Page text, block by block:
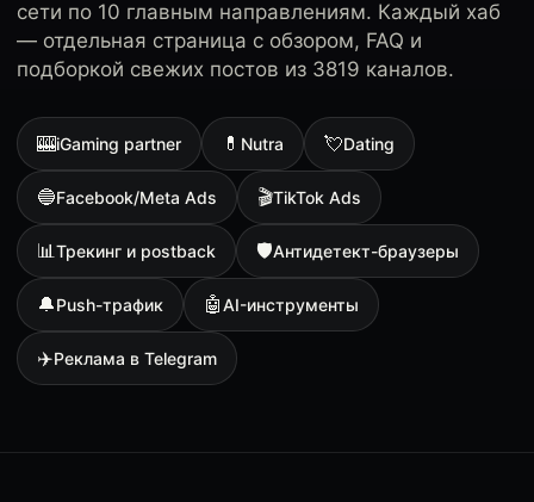
сети по 10 главным направлениям. Каждый хаб
— отдельная страница с обзором, FAQ и
подборкой свежих постов из 3819 каналов.
🎰iGaming partner 💊 Nutra 💘Dating
🔵Facebook/Meta Ads 🎬TikTok Ads
📊Трекинг и postback 🛡Антидетект-браузеры
🔔Push-трафик 🤖AI-инструменты
✈️Реклама в Telegram